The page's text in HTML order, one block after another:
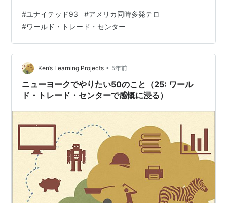
本作はハイジャックされ目標に到達できなかった唯一の
旅客機を描いていて、搭乗する前からただならぬ空気が
伝わってくる。機長を始め機内の乗客の穏やかさとは裏
腹に犯行を企てようとする者の漂わせる気配。B級ホラー
など遥かにしのぐ恐怖がそこにはある。事件が勃発した
後はハイレベルな緊張と恐怖が維持され続ける。…
#ユナイテッド93 #アメリカ同時多発テロ
#ワールド・トレード・センター
Ken’s Learning Projects • 5年前
ニューヨークでやりたい50のこと（25: ワール
ド・トレード・センターで感慨に浸る）